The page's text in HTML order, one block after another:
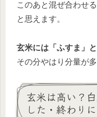
このあと混ぜ合わせ
と思えます。
玄米には「ふすま」
その分やはり分量が多
玄米は高い？
した・終わりに